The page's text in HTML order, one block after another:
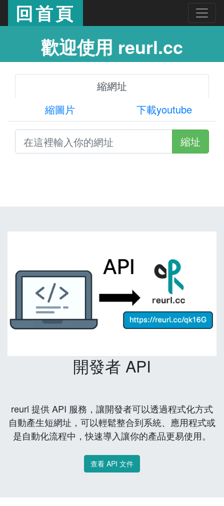
回首頁
歡迎使用 reurl.cc
縮網址
縮圖片
下載youtube
縮址
開發者 API
reurl 提供 API 服務，讓開發者可以透過程式化方式
自動產生短網址，可以輕鬆整合到系統、應用程式或
是自動化流程中，快速導入讓你的產品更易使用。
查看 API 文件